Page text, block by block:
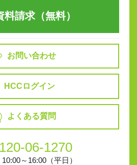
料請求（無料）
お問い合わせ
HCCログイン
よくある質問
06-1270
～16:00（平日）